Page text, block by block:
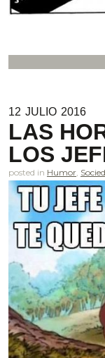
12 JULIO 2016
LAS
LOS
posted in Humor